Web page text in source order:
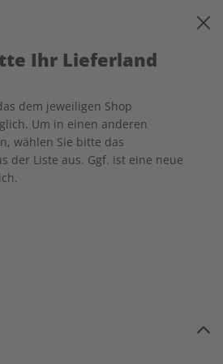
Zahlung
Zahlung
Spotlight, Écoute, Ecos, Adesso
jeweils 14 Ausgaben im Jahr,
Ausgaben.
Ihr Lieferland
dem jeweiligen Shop
Um in einen anderen
wählen Sie bitte das
der Liste aus. Ggf. ist eine neue